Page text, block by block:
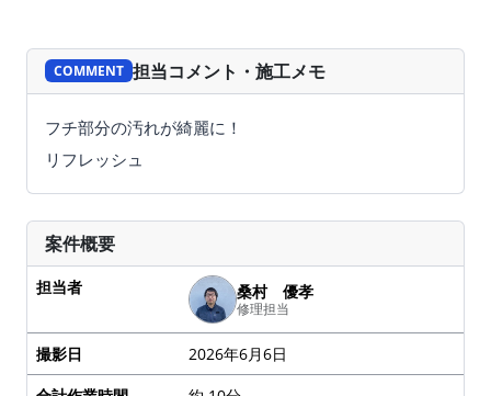
BEFORE
COMMENT 担当コメント・施工メモ
フチ部分の汚れが綺麗に！
リフレッシュ
案件概要
担当者 桑村 優孝
修理担当
撮影日
2026年6月6日